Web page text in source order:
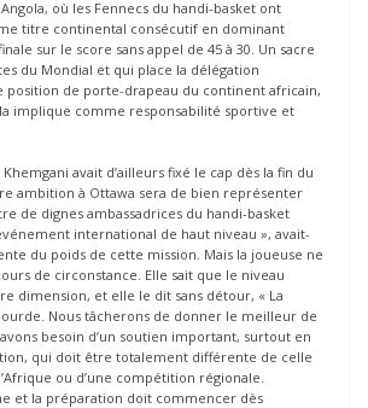
où les Fennecs du handi-basket ont
titre continental consécutif en dominant
sur le score sans appel de 45 à 30. Un sacre
du Mondial et qui place la délégation
position de porte-drapeau du continent africain,
implique comme responsabilité sportive et
avait d’ailleurs fixé le cap dès la fin du
ambition à Ottawa sera de bien représenter
de dignes ambassadrices du handi-basket
international de haut niveau », avait-
du poids de cette mission. Mais la joueuse ne
de circonstance. Elle sait que le niveau
dimension, et elle le dit sans détour, « La
Nous tâcherons de donner le meilleur de
besoin d’un soutien important, surtout en
qui doit être totalement différente de celle
ou d’une compétition régionale.
et la préparation doit commencer dès